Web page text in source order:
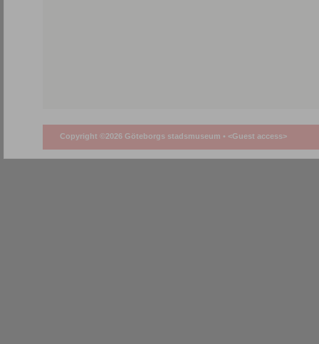
Copyright ©2026 Göteborgs stadsmuseum • <Guest access>